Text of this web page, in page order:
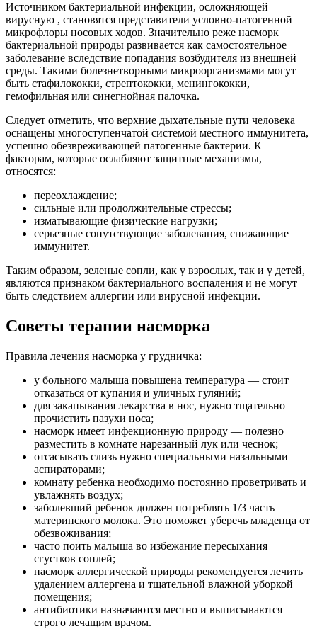
Источником бактериальной инфекции, осложняющей
вирусную , становятся представители условно-патогенной
микрофлоры носовых ходов. Значительно реже насморк
бактериальной природы развивается как самостоятельное
заболевание вследствие попадания возбудителя из внешней
среды. Такими болезнетворными микроорганизмами могут
быть стафилококки, стрептококки, менингококки,
гемофильная или синегнойная палочка.
Следует отметить, что верхние дыхательные пути человека
оснащены многоступенчатой системой местного иммунитета,
успешно обезвреживающей патогенные бактерии. К
факторам, которые ослабляют защитные механизмы,
относятся:
переохлаждение;
сильные или продолжительные стрессы;
изматывающие физические нагрузки;
серьезные сопутствующие заболевания, снижающие
иммунитет.
Таким образом, зеленые сопли, как у взрослых, так и у детей,
являются признаком бактериального воспаления и не могут
быть следствием аллергии или вирусной инфекции.
Советы терапии насморка
Правила лечения насморка у грудничка:
у больного малыша повышена температура — стоит
отказаться от купания и уличных гуляний;
для закапывания лекарства в нос, нужно тщательно
прочистить пазухи носа;
насморк имеет инфекционную природу — полезно
разместить в комнате нарезанный лук или чеснок;
отсасывать слизь нужно специальными назальными
аспираторами;
комнату ребенка необходимо постоянно проветривать и
увлажнять воздух;
заболевший ребенок должен потреблять 1/3 часть
материнского молока. Это поможет уберечь младенца от
обезвоживания;
часто поить малыша во избежание пересыхания
сгустков соплей;
насморк аллергической природы рекомендуется лечить
удалением аллергена и тщательной влажной уборкой
помещения;
антибиотики назначаются местно и выписываются
строго лечащим врачом.